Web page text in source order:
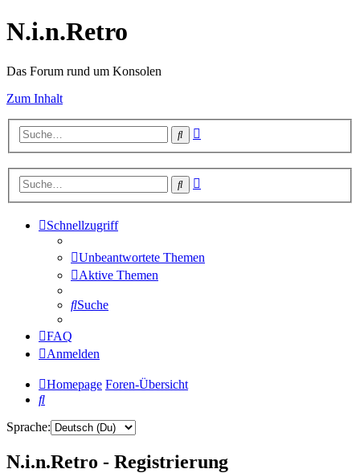
N.i.n.Retro
Das Forum rund um Konsolen
Zum Inhalt
Suche
Suche
Schnellzugriff
Unbeantwortete Themen
Aktive Themen
Suche
FAQ
Anmelden
Homepage Foren-Übersicht
Suche
Sprache:
N.i.n.Retro - Registrierung